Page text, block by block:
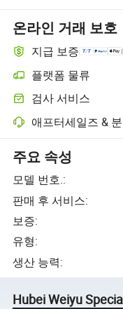
온라인 거래 보호
지급 보증
플랫폼 물류
검사 서비스
애프터세일즈 &
주요 속성
모델 번호.:
판매 후 서비스:
보증:
유형:
생산 능력:
Hubei Weiyu